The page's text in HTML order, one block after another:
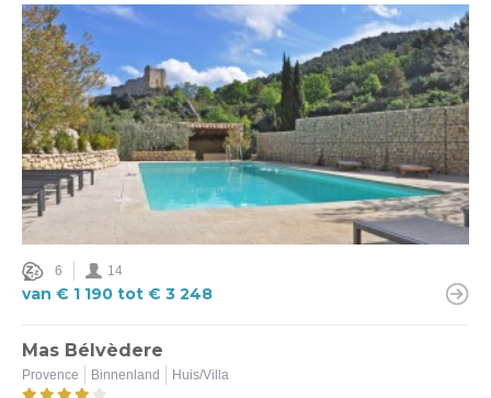
6 14
van € 1 190 tot € 3 248
Mas Bélvèdere
Provence Binnenland Huis/Villa